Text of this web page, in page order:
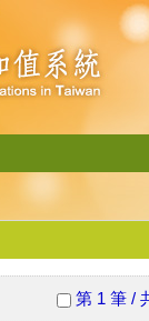
第 1 筆 /